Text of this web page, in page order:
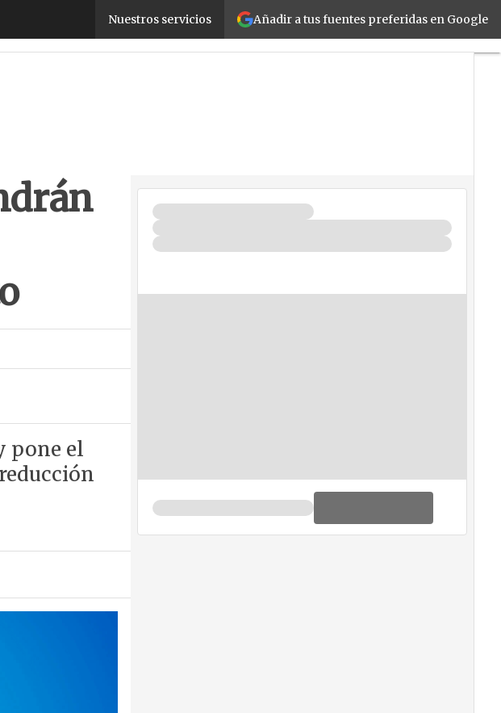
Añadir a tus fuentes preferidas en Google
Nuestros servicios
la capacidad del negocio con menos presupuesto Fabricantes
Mayoristas
TicPymes
Guía
ISV
pone el